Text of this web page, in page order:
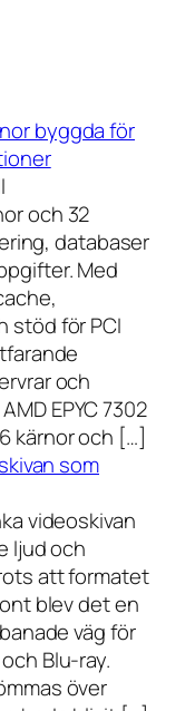
byggda för
och 32
databaser
Med
stöd för PCI
och
EPYC 7302
kärnor och […]
som
videoskivan
ljud och
att formatet
blev det en
väg för
Blu-ray.
över